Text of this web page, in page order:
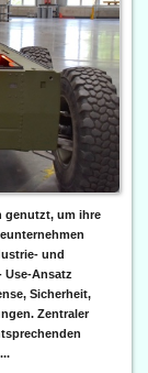
genutzt, um ihre
und
Use-Ansatz
Sicherheit,
Zentraler